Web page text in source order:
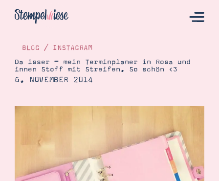
Hier Starten
BLOG / INSTAGRAM
Da isser – mein Terminplaner in Rosa und
innen Stoff mit Streifen. So schön <3
6. NOVEMBER 2014